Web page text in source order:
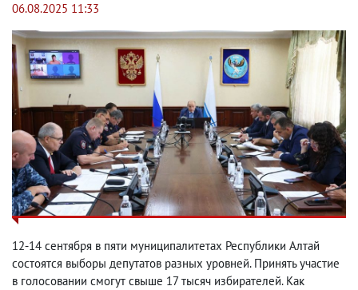
06.08.2025 11:33
12-14 сентября в пяти муниципалитетах Республики Алтай
состоятся выборы депутатов разных уровней. Принять участие
в голосовании смогут свыше 17 тысяч избирателей. Как